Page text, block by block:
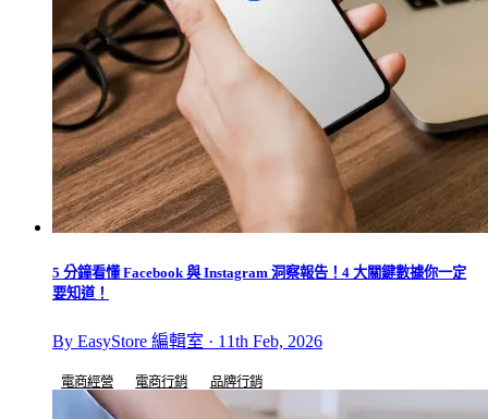
5 分鐘看懂 Facebook 與 Instagram 洞察報告！4 大關鍵數據你一定
要知道！
By EasyStore 編輯室 · 11th Feb, 2026
電商經營 電商行銷 品牌行銷